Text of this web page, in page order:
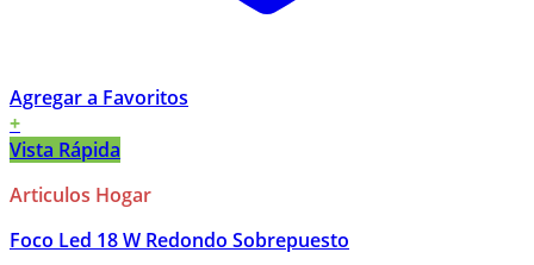
Agregar a Favoritos
+
Vista Rápida
Articulos Hogar
Foco Led 18 W Redondo Sobrepuesto